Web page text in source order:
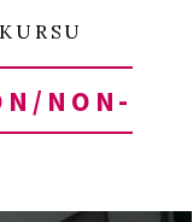
NON-